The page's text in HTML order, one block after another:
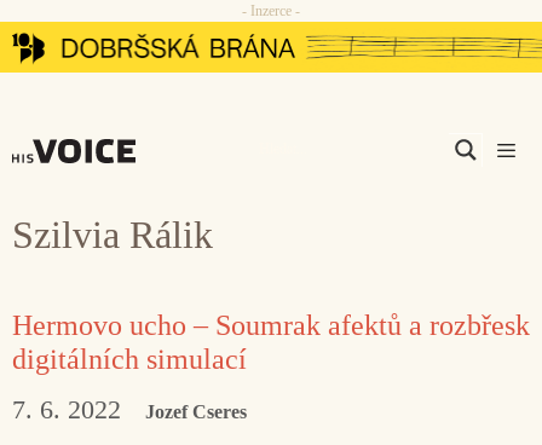
Přeskočit
na
- Inzerce -
Szilvia Rálik
Hermovo ucho – Soumrak afektů a rozbřesk
digitálních simulací
7. 6. 2022 Jozef Cseres